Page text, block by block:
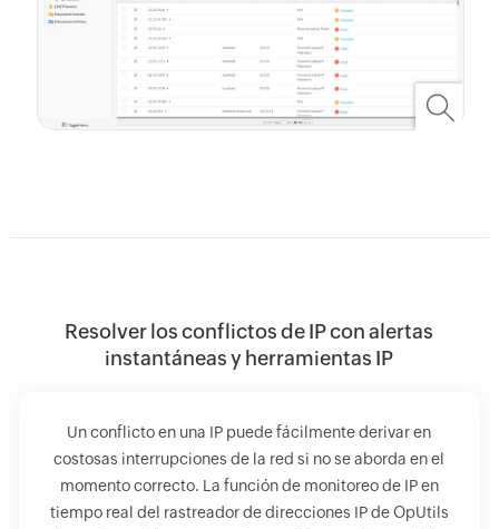
Resolver los conflictos de IP con alertas
instantáneas y herramientas IP
Un conflicto en una IP puede fácilmente derivar en
costosas interrupciones de la red si no se aborda en el
momento correcto. La función de monitoreo de IP en
tiempo real del rastreador de direcciones IP de OpUtils